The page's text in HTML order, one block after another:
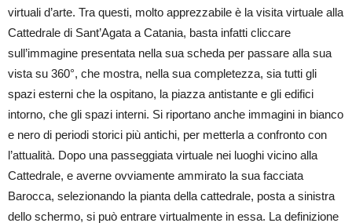
virtuali d’arte. Tra questi, molto apprezzabile è la visita virtuale alla
Cattedrale di Sant’Agata a Catania, basta infatti cliccare
sull’immagine presentata nella sua scheda per passare alla sua
vista su 360°, che mostra, nella sua completezza, sia tutti gli
spazi esterni che la ospitano, la piazza antistante e gli edifici
intorno, che gli spazi interni. Si riportano anche immagini in bianco
e nero di periodi storici più antichi, per metterla a confronto con
l’attualità. Dopo una passeggiata virtuale nei luoghi vicino alla
Cattedrale, e averne ovviamente ammirato la sua facciata
Barocca, selezionando la pianta della cattedrale, posta a sinistra
dello schermo, si può entrare virtualmente in essa. La definizione